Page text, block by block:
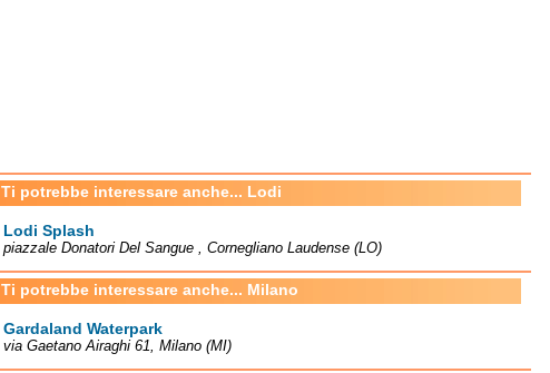
Ti potrebbe interessare anche... Lodi
Lodi Splash
piazzale Donatori Del Sangue , Cornegliano Laudense (LO)
Ti potrebbe interessare anche... Milano
Gardaland Waterpark
via Gaetano Airaghi 61, Milano (MI)